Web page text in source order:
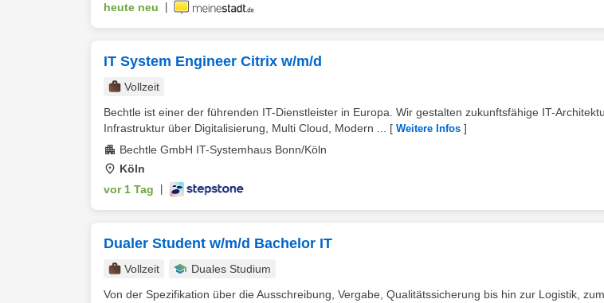
heute neu
IT System Engineer Citrix w/m/d
Vollzeit
Bechtle ist einer der führenden IT-Dienstleister in Europa. Wir gestalten zukunftsfähige IT-
Infrastruktur über Digitalisierung, Multi Cloud, Modern ...
[ Weitere Infos ]
Bechtle GmbH IT-Systemhaus Bonn/Köln
Köln
vor 1 Tag
Dualer Student w/m/d Bachelor IT
Vollzeit
Duales Studium
Von der Spezifikation über die Ausschreibung, Vergabe, Qualitätssicherung bis hin zur Logistik,